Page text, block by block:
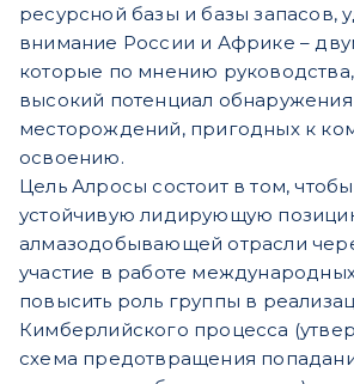
ресурсной базы и базы запасов,
внимание России и Африке –
которые по мнению
высокий потенциал
месторождений, пригодных к
освоению.
Цель Алросы состоит в том,
устойчивую лидирующую
алмазодобывающей отрасли
участие в работе
повысить роль группы в
Кимберлийского процесса
схема предотвращения